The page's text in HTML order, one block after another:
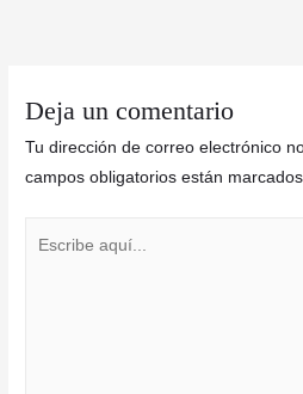
Deja un comentario
Tu dirección de correo electrónico
campos obligatorios están